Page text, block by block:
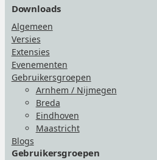
Downloads
Algemeen
Versies
Extensies
Evenementen
Gebruikersgroepen
Arnhem / Nijmegen
Breda
Eindhoven
Maastricht
Blogs
Gebruikersgroepen